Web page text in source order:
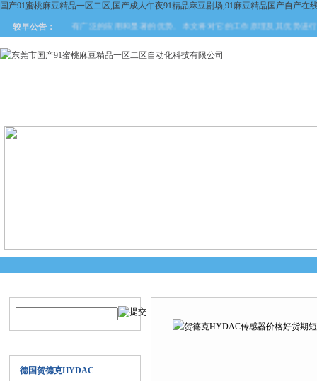
国产91蜜桃麻豆精品一区二区,国产成人午夜91精品麻豆剧场,91麻豆精品国产自产在
较早公告：
动化领域具有广泛的应用和显著的优势。本文将对它的工作原理及其优势进行深入
豆精品一区二区
德国贺德克HYDAC